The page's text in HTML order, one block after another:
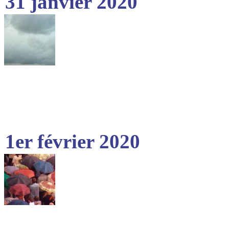
1er février 2020